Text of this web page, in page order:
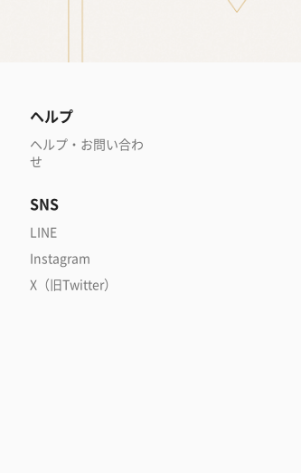
ヘルプ
ヘルプ・お問い合わ
せ
SNS
LINE
Instagram
X（旧Twitter）